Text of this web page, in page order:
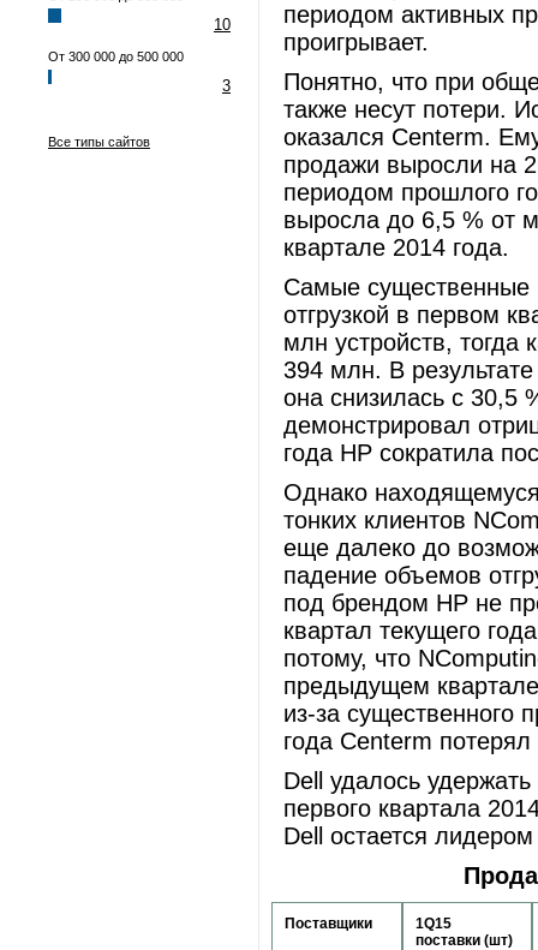
10
От 300 000 до 500 000
3
Все типы сайтов
периодом активных
проигрывает.
Понятно, что при
также несут потери.
оказался Centerm.
продажи выросли на
периодом прошлого
выросла до 6,5 % от
квартале 2014 года.
Самые существенные
отгрузкой в первом
млн устройств, тогда
394 млн. В
она снизилась с 30,5
демонстрировал
года HP сократила
Однако
тонких клиентов
еще далеко до
падение объемов
под брендом HP не
квартал текущего
потому, что
предыдущем
из-за существенного
года Centerm
Dell удалось
первого квартала
Dell остается
Поставщики
1Q15
поставки (шт)